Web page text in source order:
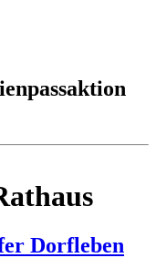
Dorfleben